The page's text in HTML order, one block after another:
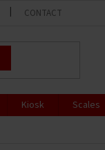
CONTACT
Kiosk
Scales